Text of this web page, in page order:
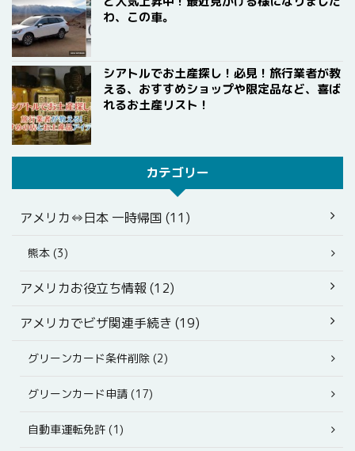
わ、この車。
シアトルでお土産探し！必見！旅行業者が教
える、おすすめショップや限定品など、喜ば
れるお土産リスト！
カテゴリー
アメリカ⇔日本 一時帰国 (11)
熊本 (3)
アメリカお役立ち情報 (12)
アメリカでビザ関連手続き (19)
グリーンカード条件削除 (2)
グリーンカード申請 (17)
自動車運転免許 (1)